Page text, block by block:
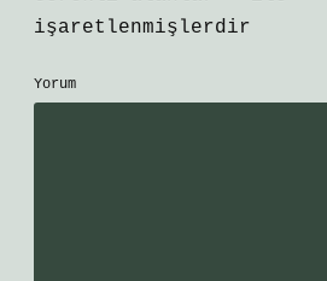
işaretlenmişlerdir
Yorum